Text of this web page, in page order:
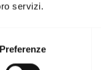
servizi.
Preferenze